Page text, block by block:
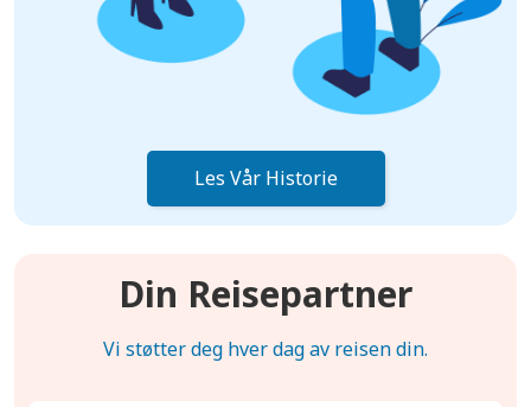
Les Vår Historie
Din Reisepartner
Vi støtter deg hver dag av reisen din.